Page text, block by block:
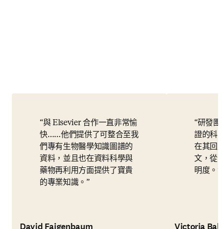
與 Elsevier 合作一直非常愉
快……他們提供了可整合至我
們專有生物醫學知識圖譜的
資料，並且也在資料科學與
藥物再利用方面提供了寶貴
的專業知識。
David Fajgenbaum
研發
證的科
在其回
文，從
明度。
Victoria Ball